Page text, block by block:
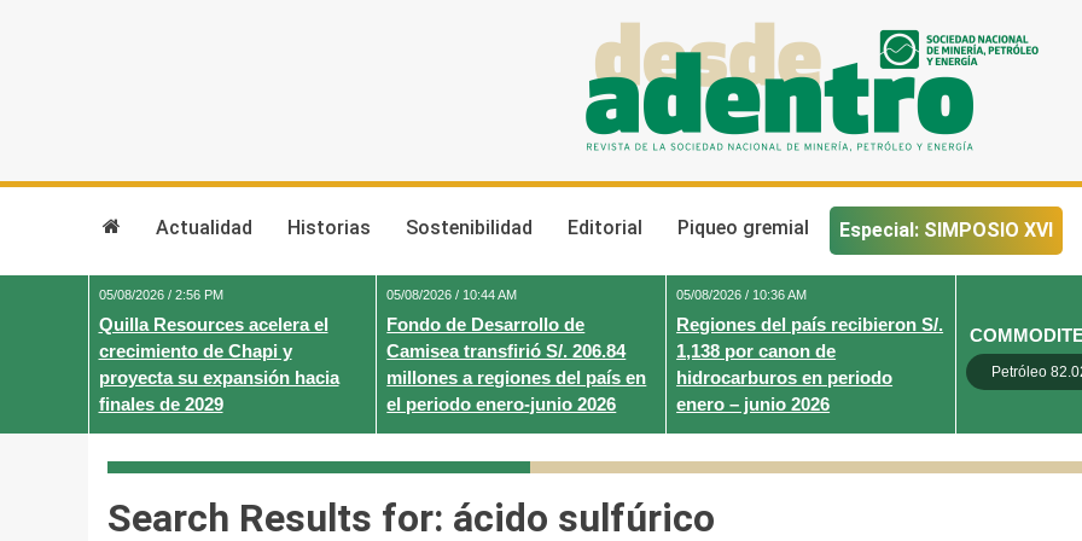
Actualidad Historias Sostenibilidad Editorial Piqueo gremial Especial: SIMPOSIO XVI
05/08/2026 / 2:56 PM
Quilla Resources acelera el
crecimiento de Chapi y
proyecta su expansión hacia
finales de 2029
05/08/2026 / 10:44 AM
Fondo de Desarrollo de
Camisea transfirió S/. 206.84
millones a regiones del país en
el periodo enero-junio 2026
05/08/2026 / 10:36 AM
Regiones del país recibieron S/.
1,138 por canon de
hidrocarburos en periodo
enero – junio 2026
Petróleo
Search Results for: ácido sulfúrico